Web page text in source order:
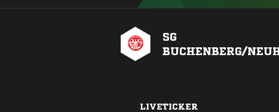
SG
BUCHENBERG/
LIVETICKER